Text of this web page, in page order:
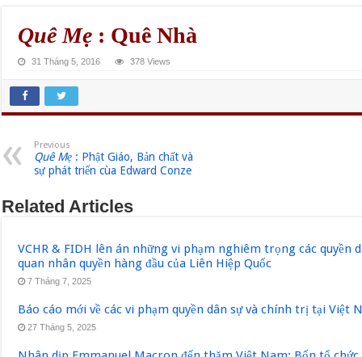
Quê Mẹ : Quê Nhà
31 Tháng 5, 2016 378 Views
Previous
Quê Mẹ : Phật Giáo, Bản chất và
sự phát triển cùa Edward Conze
Related Articles
VCHR & FIDH lên án những vi phạm nghiêm trọng các quyền
quan nhân quyền hàng đầu của Liên Hiệp Quốc
7 Tháng 7, 2025
Báo cáo mới về các vi phạm quyền dân sự và chính trị tại Việt
27 Tháng 5, 2025